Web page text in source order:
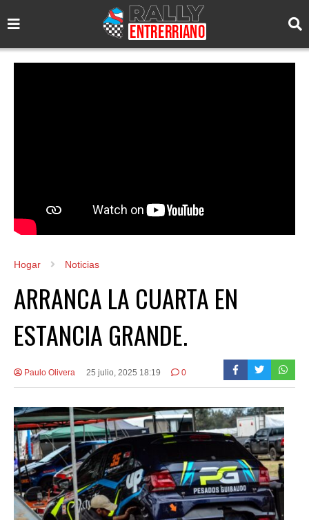
Hogar Noticias
ARRANCA LA CUARTA EN
ESTANCIA GRANDE.
Paulo Olivera 25 julio, 2025 18:19 0